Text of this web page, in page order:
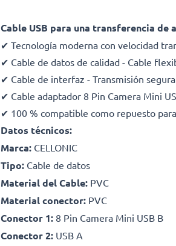
Cable USB para una transferencia
✔ Tecnología moderna con velocidad
✔ Cable de datos de calidad - Cable
✔ Cable de interfaz - Transmisión
✔ Cable adaptador 8 Pin Camera Mini
✔ 100 % compatible como repuesto
Datos técnicos:
Marca: CELLONIC
Tipo: Cable de datos
Material del Cable: PVC
Material conector: PVC
Conector 1: 8 Pin Camera Mini USB B
Conector 2: USB A